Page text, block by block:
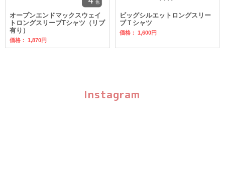
オープンエンドマックスウェイ
トロングスリーブTシャツ（リブ
有り）
価格： 1,870円
ビッグシルエットロングスリー
ブＴシャツ
価格： 1,600円
Instagram